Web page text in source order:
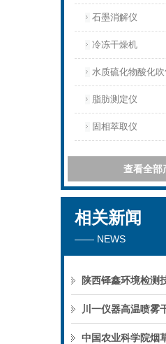
石墨消解仪
冷冻干燥机
水质硫化物酸化吹
脂肪测定仪
固相萃取仪
查看全部
相关新闻
—— NEWS